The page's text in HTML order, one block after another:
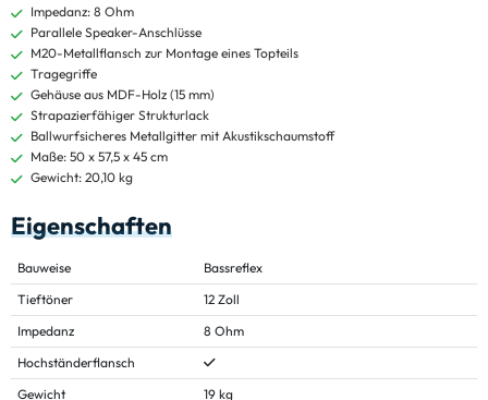
Impedanz: 8 Ohm
Parallele Speaker-Anschlüsse
M20-Metallflansch zur Montage eines Topteils
Tragegriffe
Gehäuse aus MDF-Holz (15 mm)
Strapazierfähiger Strukturlack
Ballwurfsicheres Metallgitter mit Akustikschaumstoff
Maße: 50 x 57,5 x 45 cm
Gewicht: 20,10 kg
Eigenschaften
Bauweise
Bassreflex
Tieftöner
12 Zoll
Impedanz
8 Ohm
Hochständerflansch
Gewicht
19 kg